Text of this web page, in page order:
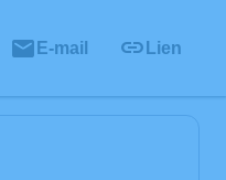
E-mail Lien